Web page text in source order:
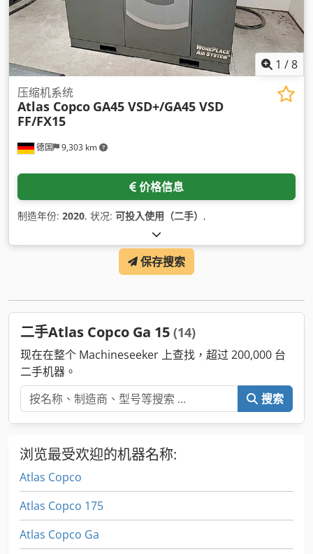
1 /8
德国 9,303 km
压缩机系统
Atlas Copco GA45 VSD+/GA45 VSD
FF/FX15
价格信息
制造年份: 2020, 状况: 可投入使用（二手） ,
保存搜索
二手Atlas Copco Ga 15 (14)
现在在整个 Machineseeker 上查找，超过 200,000 台
二手机器。
搜索
浏览最受欢迎的机器名称:
Atlas Copco
Atlas Copco 175
Atlas Copco Ga